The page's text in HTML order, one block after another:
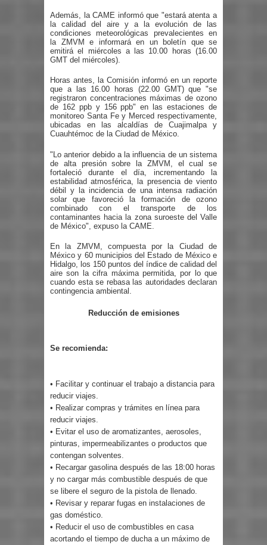
Además, la CAME informó que "estará atenta a
la calidad del aire y a la evolución de las
condiciones meteorológicas prevalecientes en
la ZMVM e informará en un boletín que se
emitirá el miércoles a las 10.00 horas (16.00
GMT del miércoles).
Horas antes, la Comisión informó en un reporte
que a las 16.00 horas (22.00 GMT) que "se
registraron concentraciones máximas de ozono
de 162 ppb y 156 ppb" en las estaciones de
monitoreo Santa Fe y Merced respectivamente,
ubicadas en las alcaldías de Cuajimalpa y
Cuauhtémoc de la Ciudad de México.
"Lo anterior debido a la influencia de un sistema
de alta presión sobre la ZMVM, el cual se
fortaleció durante el día, incrementando la
estabilidad atmosférica, la presencia de viento
débil y la incidencia de una intensa radiación
solar que favoreció la formación de ozono
combinado con el transporte de los
contaminantes hacia la zona suroeste del Valle
de México", expuso la CAME.
En la ZMVM, compuesta por la Ciudad de
México y 60 municipios del Estado de México e
Hidalgo, los 150 puntos del índice de calidad del
aire son la cifra máxima permitida, por lo que
cuando esta se rebasa las autoridades declaran
contingencia ambiental.
Reducción de emisiones
Se recomienda:
• Facilitar y continuar el trabajo a distancia para
reducir viajes.
• Realizar compras y trámites en línea para
reducir viajes.
• Evitar el uso de aromatizantes, aerosoles,
pinturas, impermeabilizantes o productos que
contengan solventes.
• Recargar gasolina después de las 18:00 horas
y no cargar más combustible después de que
se libere el seguro de la pistola de llenado.
• Revisar y reparar fugas en instalaciones de
gas doméstico.
• Reducir el uso de combustibles en casa
acortando el tiempo de ducha a un máximo de